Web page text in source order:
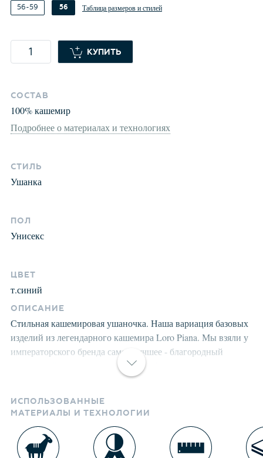
56-59 56 Таблица размеров и стилей
КУПИТЬ
СОСТАВ
100%кашемир
Подробнее о материалах и технологиях
СТИЛЬ
Ушанка
ПОЛ
Унисекс
ЦВЕТ
т.синий
ОПИСАНИЕ
Стильная кашемировая ушаночка. Наша вариация базовых
изделий из легендарного кашемира Loro Piana. Мы взяли у
императорского бренда самое лучшее - благородный
кашемир. Остальное - маниакальный уровень качества
производства, нежной стирки и великолепную посадку,
предварительной обработки приобретает лёгкость,
продуваемой. Изделия долго сохраняют заданную форму.
Носите долго и с удовольствием. Произведены в России
ИСПОЛЬЗОВАННЫЕ
МАТЕРИАЛЫ И ТЕХНОЛОГИИ